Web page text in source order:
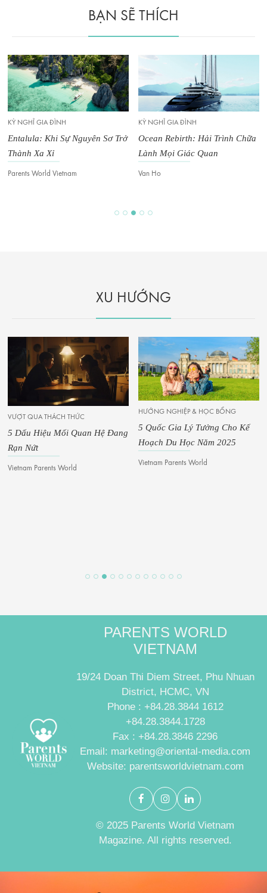
BẠN SẼ THÍCH
KỲ NGHỈ GIA ĐÌNH
Entalula: Khi Sự Nguyên Sơ Trở
Thành Xa Xỉ
Parents World Vietnam
KỲ NGHỈ GIA ĐÌNH
Ocean Rebirth: Hải Trình Chữa
Lành Mọi Giác Quan
Van Ho
XU HƯỚNG
VƯỢT QUA THÁCH THỨC
5 Dấu Hiệu Mối Quan Hệ Đang
Rạn Nứt
Vietnam Parents World
HƯỚNG NGHIỆP & HỌC BỔNG
5 Quốc Gia Lý Tưởng Cho Kế
Hoạch Du Học Năm 2025
Vietnam Parents World
PARENTS WORLD
VIETNAM
19/24 Doan Thi Diem Street, Phu Nhuan
District, HCMC, VN
Phone : +84.28.3844 1612
+84.28.3844.1728
Fax : +84.28.3846 2296
Email: marketing@oriental-media.com
Website: parentsworldvietnam.com
© 2025 Parents World Vietnam
Magazine. All rights reserved.